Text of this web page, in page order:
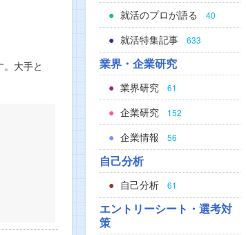
大手と
就活のプロが語る 40
就活特集記事 633
業界・企業研究
業界研究 61
企業研究 152
企業情報 56
自己分析
自己分析 61
エントリーシート・選考対
策